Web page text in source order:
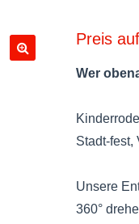
Preis
Wer
Stadt-fest,
Unsere
360°